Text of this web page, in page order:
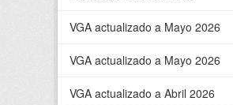
VGA actualizado a Mayo 2026
VGA actualizado a Mayo 2026
VGA actualizado a Abril 2026